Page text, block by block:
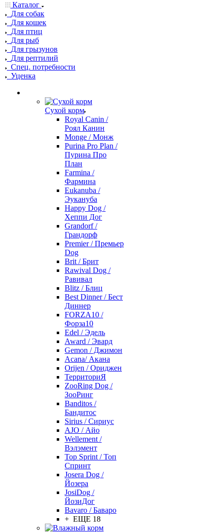
Каталог
Для собак
Для кошек
Для птиц
Для рыб
Для грызунов
Для рептилий
Спец. потребности
Уценка
Сухой корм
Royal Canin /
Роял Канин
Monge / Монж
Purina Pro Plan /
Пурина Про
План
Farmina /
Фармина
Eukanuba /
Эукануба
Happy Dog /
Хеппи Дог
Grandorf /
Грандорф
Premier / Премьер
Dog
Brit / Брит
Rawival Dog /
Равивал
Blitz / Блиц
Best Dinner / Бест
Диннер
FORZA10 /
Форза10
Edel / Эдель
Award / Эвард
Gemon / Джимон
Acana/ Акана
Orijen / Ориджен
ТерриториЯ
ZooRing Dog /
ЗооРинг
Banditos /
Бандитос
Sirius / Сириус
AJO / Айо
Wellement /
Вэлэмент
Top Sprint / Топ
Спринт
Josera Dog /
Йозера
JosiDog /
ЙозиДог
Bavaro / Баваро
+ ЕЩЕ 18